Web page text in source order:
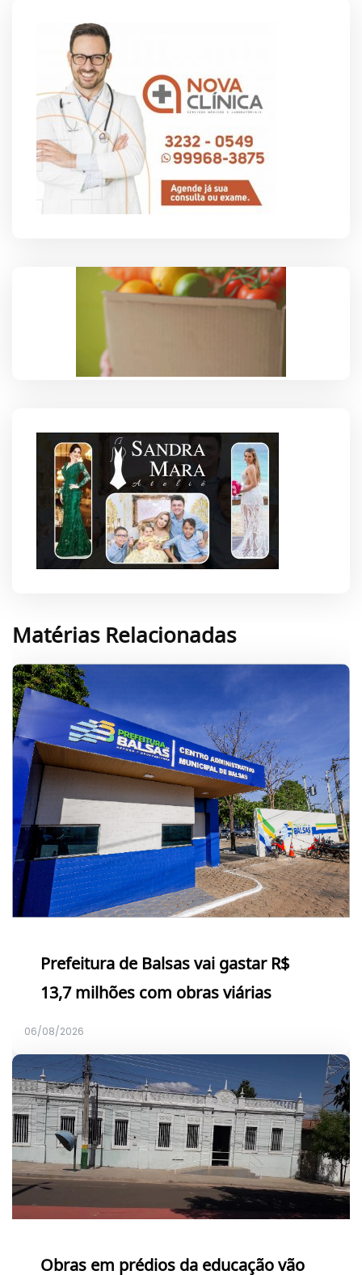
Matérias Relacionadas
Prefeitura de Balsas vai gastar R$
13,7 milhões com obras viárias
06/08/2026
Obras em prédios da educação vão